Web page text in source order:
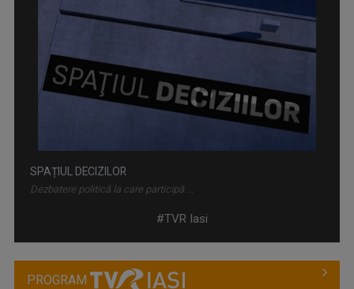
SPAȚIUL DECIZILOR
Dezbatere politică la care participă ...
#TVR Iasi
PROGRAM